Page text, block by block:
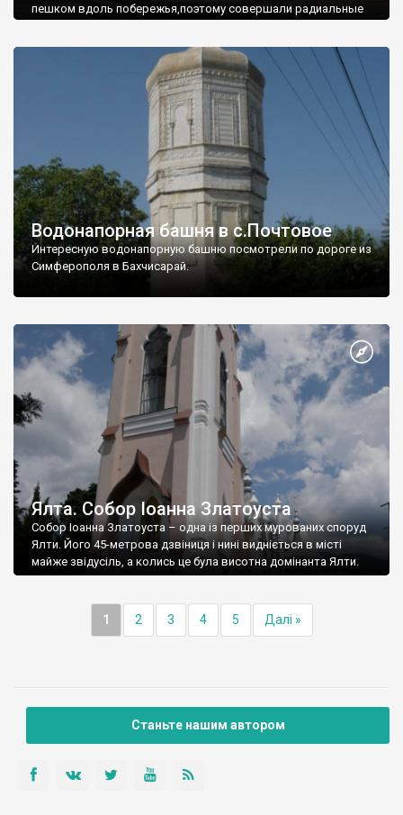
пешком вдоль побережья,поэтому совершали радиальные
Водонапорная башня в с.Почтовое
Интересную водонапорную башню посмотрели по дороге из
Симферополя в Бахчисарай.
Ялта. Собор Іоанна Златоуста
Собор Іоанна Златоуста – одна із перших мурованих споруд
Ялти. Його 45-метрова дзвіниця і нині видніється в місті
майже звідусіль, а колись це була висотна домінанта Ялти.
1 2 3 4 5 Далі »
Станьте нашим автором